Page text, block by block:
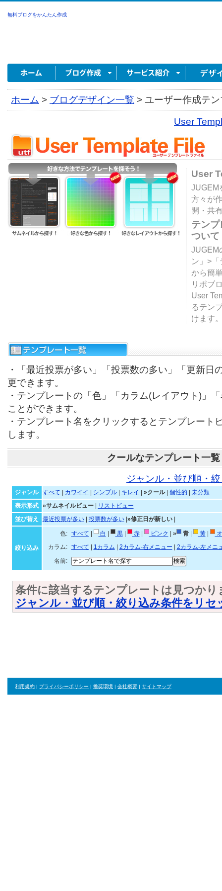
無料ブログをかんたん作成
ホーム > ブログデザイン一覧 > ユーザー作成テ
User
User
JUGEM
方々が
開・共
テン
ついて
JUGEM
ン」>
から簡
リポブ
User
るテン
けます
・「最近投票が多い」「投票数の多い」「更新日
更できます。
・テンプレートの「色」「カラム(レイアウト)」
ことができます。
・テンプレート名をクリックするとテンプレート
します。
クールなテンプレート一覧
ジャンル・並び順・
ジャンル すべて カワイイ シンプル| キレイ »クール| 個性的
未分類
表示形式
»サムネイルビュー|
リストビュー
並び替え
最近投票が多い| 投票数が多い| »修正日が新しい|
絞り込み
色: すべて 白 黒| 赤| ピンク » 青| 黄|
カラム:
すべて 1カラム 2カラム-右メニュー
2カラム-左メニ
名前:
条件に該当するテンプレートは見つかり
ジャンル・並び順・絞り込み条件をリセ
利用規約 | プライバシーポリシー | 推奨環境 | 会社概要 | サイトマップ